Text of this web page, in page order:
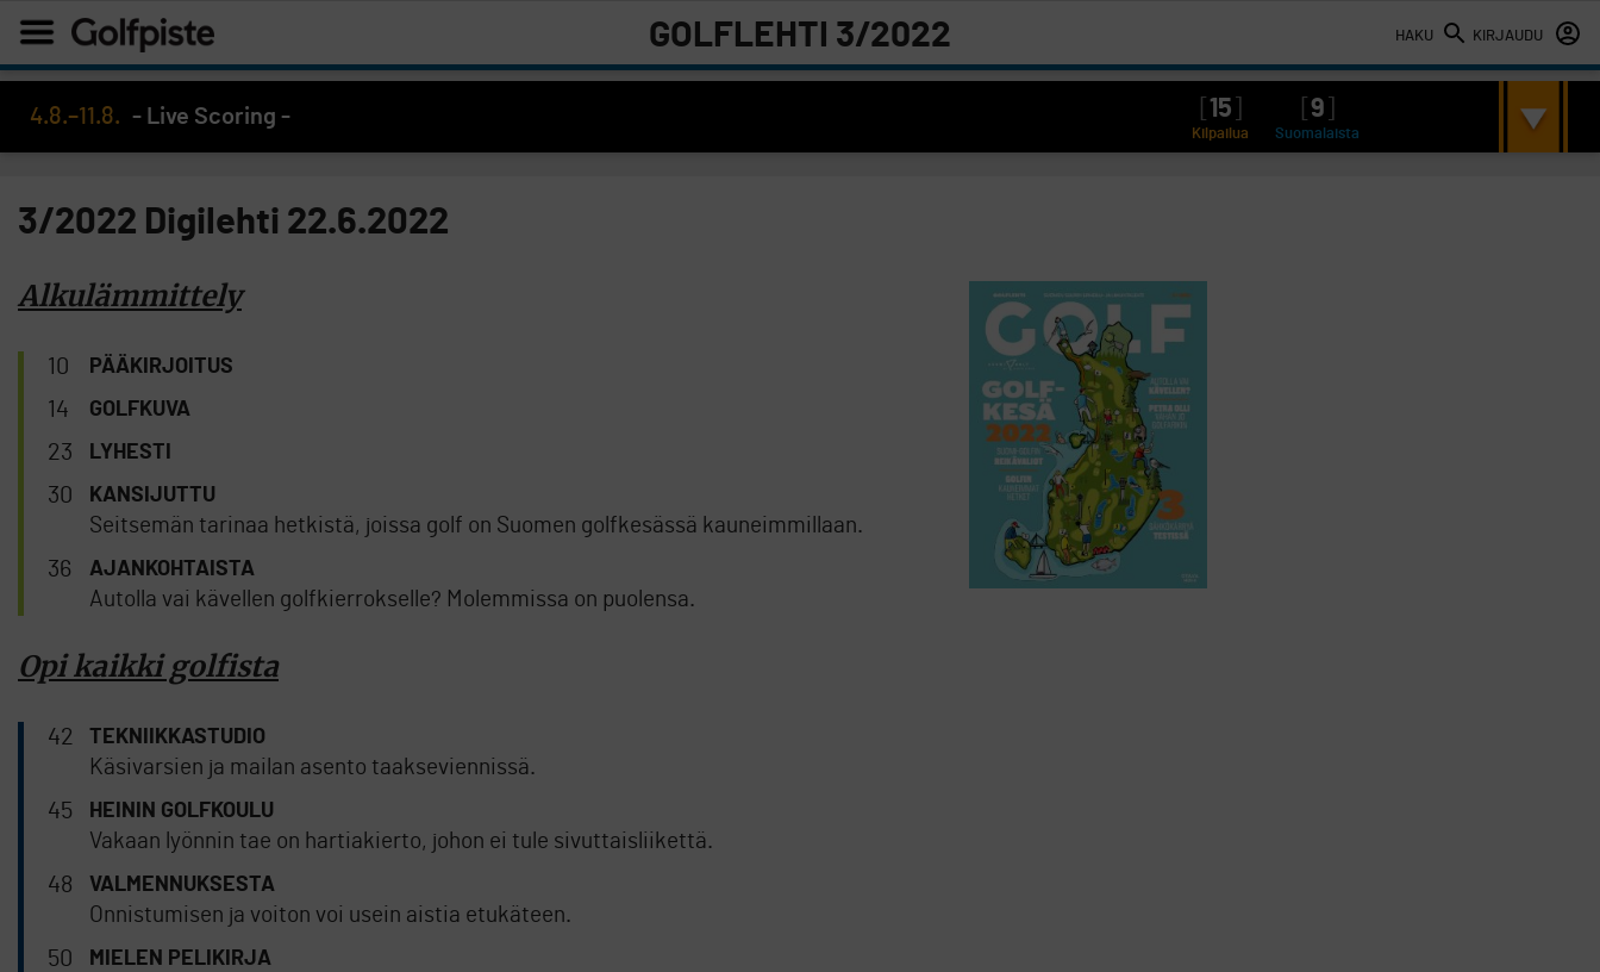
HAKU KIRJAUDU
GOLFLEHTI 3/2022
4.8.–11.8. - Live Scoring - 15 9
Kilpailua Suomalaista
3/2022 Digilehti 22.6.2022
Alkulämmittely
10 PÄÄKIRJOITUS
14 GOLFKUVA
23 LYHESTI
30 KANSIJUTTU
Seitsemän tarinaa hetkistä, joissa golf on Suomen golfkesässä kauneimmillaan.
36 AJANKOHTAISTA
Autolla vai kävellen golfkierrokselle? Molemmissa on puolensa.
Opi kaikki golfista
42 TEKNIIKKASTUDIO
Käsivarsien ja mailan asento taakseviennissä.
45 HEININ GOLFKOULU
Vakaan lyönnin tae on hartiakierto, johon ei tule sivuttaisliikettä.
48 VALMENNUKSESTA
Onnistumisen ja voiton voi usein aistia etukäteen.
50 MIELEN PELIKIRJA